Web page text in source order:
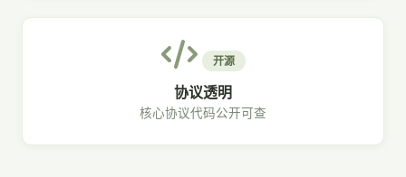
开源
协议透明
核心协议代码公开可查